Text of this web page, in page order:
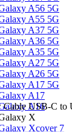
A56 5G
A55 5G
A37 5G
A36 5G
A35 5G
A27 5G
A26 5G
A17 5G
A17
A16
X
Xcover 7
Cable USB-C to